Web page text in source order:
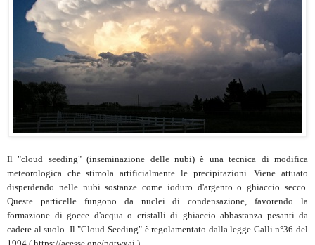
Il "cloud seeding" (inseminazione delle nubi) è una tecnica di modifica
meteorologica che stimola artificialmente le precipitazioni. Viene attuato
disperdendo nelle nubi sostanze come ioduro d'argento o ghiaccio secco.
Queste particelle fungono da nuclei di condensazione, favorendo la
formazione di gocce d'acqua o cristalli di ghiaccio abbastanza pesanti da
cadere al suolo. Il "Cloud Seeding" è regolamentato dalla legge Galli n°36 del
1994 ( https://acesse.one/pqtwxai ).